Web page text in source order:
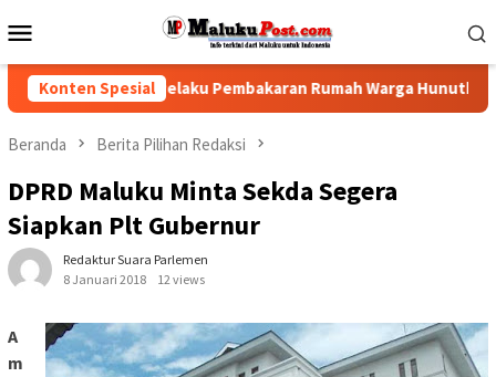
ke
Mobile
Konten Spesial
Tindak Pelaku Pembakaran Rumah Warga Hunuth
Beranda Berita Pilihan Redaksi
DPRD Maluku Minta Sekda Segera
Siapkan Plt Gubernur
Redaktur Suara Parlemen
8 Januari 2018
12 views
A
m